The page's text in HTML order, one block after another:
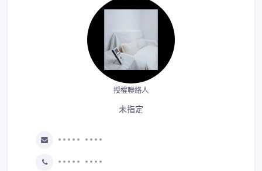
授權聯絡人
未指定
••••• ••••
••••• ••••